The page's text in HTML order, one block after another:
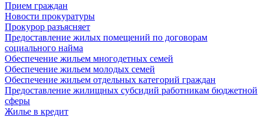
Прием граждан
Новости прокуратуры
Прокурор разъясняет
Предоставление жилых помещений по договорам
социального найма
Обеспечение жильем многодетных семей
Обеспечение жильем молодых семей
Обеспечение жильем отдельных категорий граждан
Предоставление жилищных субсидий работникам бюджетной
сферы
Жилье в кредит